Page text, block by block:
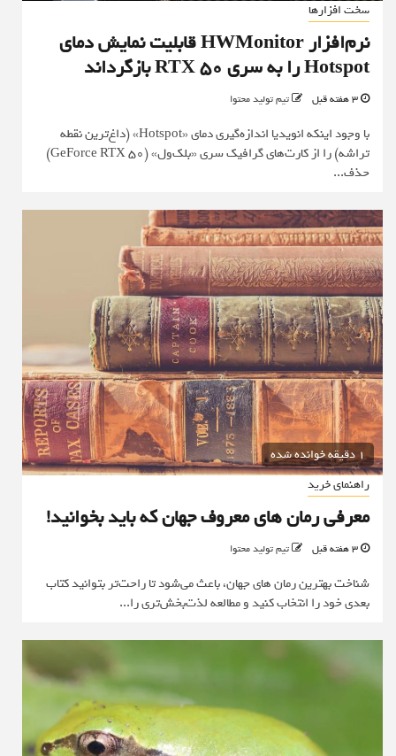
سخت افزارها
نرم‌افزار HWMonitor قابلیت نمایش دمای
Hotspot را به سری RTX 50 بازگرداند
تیم تولید محتوا
با وجود اینکه انویدیا اندازه‌گیری دمای «Hotspot» (داغ‌ترین نقطه
تراشه) را از کارت‌های گرافیک سری «بلک‌ول» (GeForce RTX 50)
حذف...
1 دقیقه خوانده شده
راهنمای خرید
معرفی رمان های معروف جهان که باید بخوانید!
تیم تولید محتوا
شناخت بهترین رمان های جهان، باعث می‌شود تا راحت‌تر بتوانید کتاب
بعدی خود را انتخاب کنید و مطالعه لذت‌بخش‌تری را...